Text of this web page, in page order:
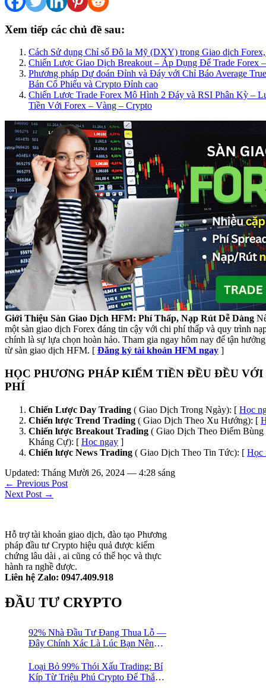
Xem tiếp các chủ đề sau:
Cách Sử dụng Chỉ số Đô la Mỹ (DXY) trong Giao dịch
Chiến Lược Giao Dịch Breakout – Áp Dụng Để Trade Forex
Phương pháp Dự đoán Đỉnh và Đáy với Chỉ Báo Average
Bán Cổ Phiếu và Crypto Đỉnh cao
Chiến Lược Trade Forex Mô Hình 2 Đáy và RSI Phân Kỳ –
Tiền Với Forex – Vàng – Crypto
Giới Thiệu Sàn Giao Dịch HFM: Phí Thấp, Nạp Rút Dễ Dàng
một sàn giao dịch Forex đáng tin cậy với chi phí thấp và quy trình
chính là sự lựa chọn hoàn hảo. Tham gia ngay hôm nay để tận
từ sàn giao dịch HFM. [ Đăng ký tài khoản HFM ngay ]
HỌC PHƯƠNG PHÁP KIẾM TIỀN ĐỀU ĐỀU
PHÍ
Chiến Lược Day Trading ( Giao Dịch Trong Ngày): [ Học
Chiến lược Trend Trading ( Giao Dịch Theo Xu Hướng): [
Chiến lược Breakout Trading ( Giao Dịch Theo Điểm Bùng
Kháng Cự): [ Học ngay ]
Chiến lược News Trading ( Giao Dịch Theo Tin Tức): [ Học
Updated: Tháng Mười 26, 2024 — 4:28 sáng
← Previous Post
Next Post →
Hỗ trợ tài khoản giao dịch, đào tạo Phương
pháp đầu tư Crypto hiệu quả được kiểm
chứng lâu dài , ai cũng có thể học và thực
hành ra nghề được.
Liên hệ Zalo: 0947.409.918
ĐẦU TƯ CRYPTO
92% Nhà Đầu Tư Đang Thua Lỗ —
Đây Chính Xác Là Lúc Bạn Nên
Loại Bỏ 99% Thói Xấu Trading: Bí
Kíp Từ Triệu Phú Crypto Để Thắng